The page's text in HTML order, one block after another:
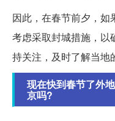
因此，在春节前夕，如
考虑采取封城措施，以
持关注，及时了解当地
现在快到春节了外
京吗?